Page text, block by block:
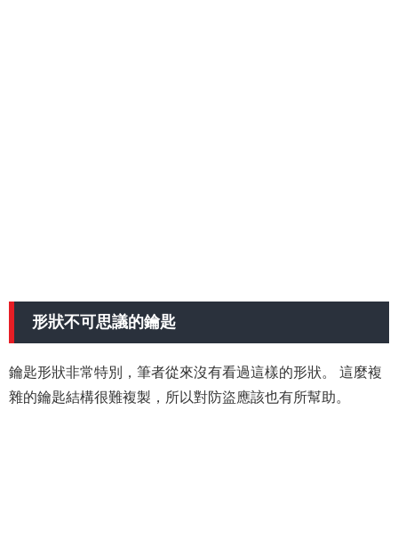
形狀不可思議的鑰匙
鑰匙形狀非常特別，筆者從來沒有看過這樣的形狀。 這麼複
雜的鑰匙結構很難複製，所以對防盜應該也有所幫助。